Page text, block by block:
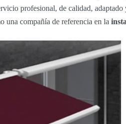
profesional, de calidad, adaptado
una compañía de referencia en la